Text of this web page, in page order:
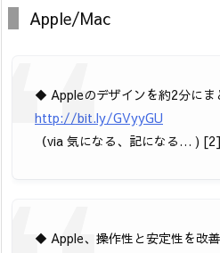
Apple/Mac
◆ Appleのデザインを約2分にま
http://bit.ly/GVyyGU
（via 気になる、記になる… )
◆ Apple、操作性と安定性を改